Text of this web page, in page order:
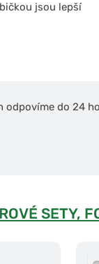
jsou lepší
odpovíme do 24
SETY,